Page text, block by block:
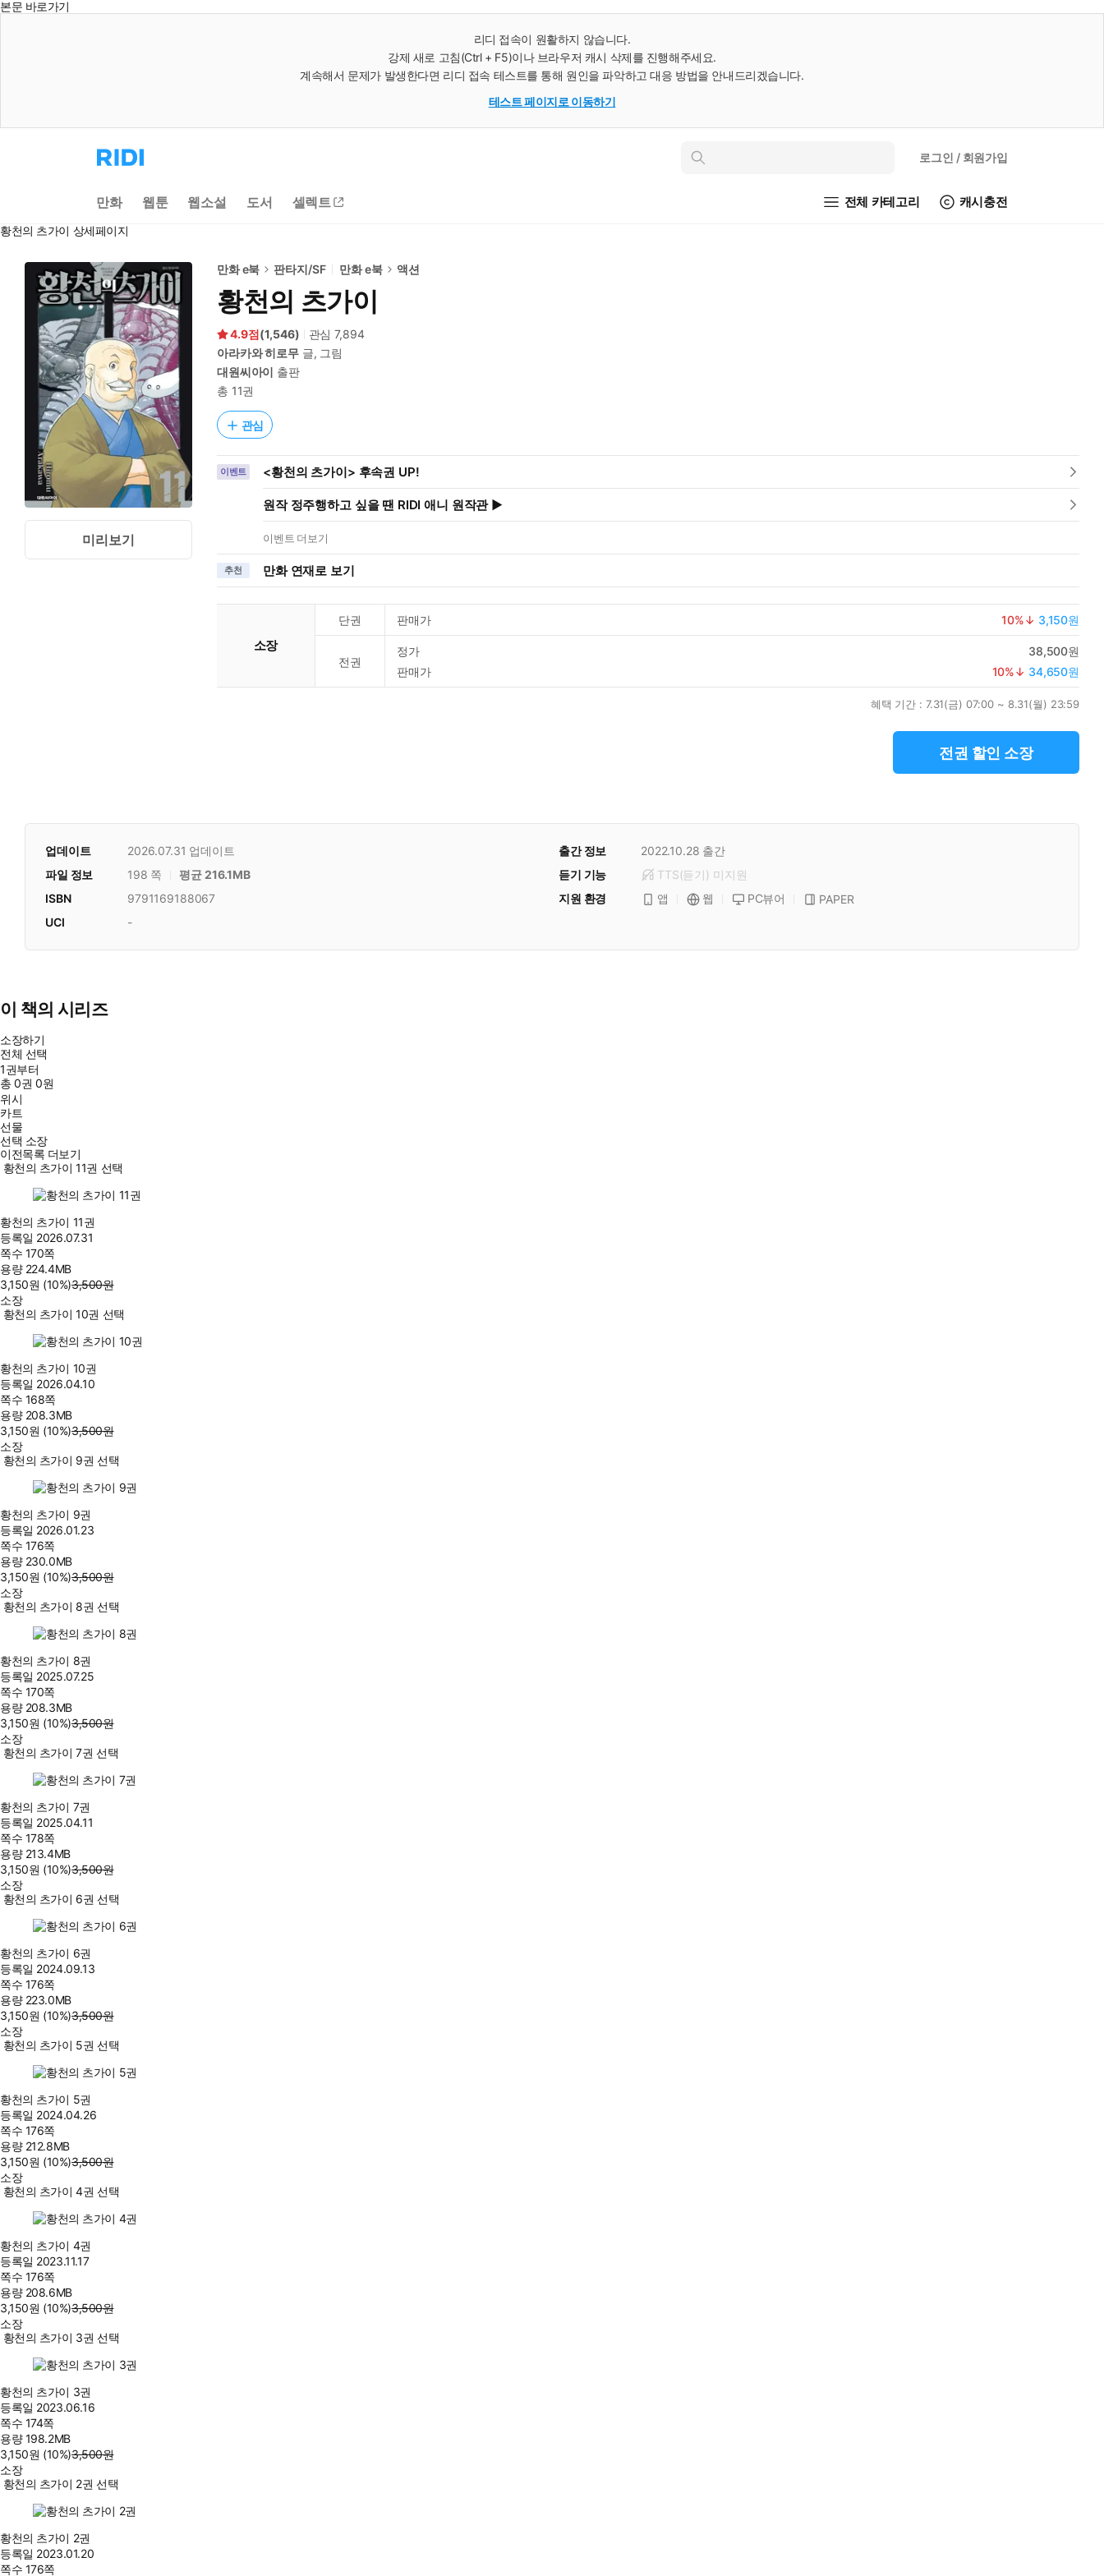
본문 바로가기
리디 접속이 원활하지 않습니다.
강제 새로 고침(Ctrl + F5)이나 브라우저 캐시 삭제를 진행해주세요.
계속해서 문제가 발생한다면 리디 접속 테스트를 통해 원인을 파악하고 대응 방법을 안내드리겠습니다.
테스트 페이지로 이동하기
리
디
으
로
동
인
로그인 / 회원가입
만화 웹툰 웹소설 도서 셀렉트 전체 카테고리 캐시충전
황천의 츠가이 상세페이지
미리보기
만화 e북 판타지/SF 만화 e북 액션
황천의 츠가이
4.9 (1,546) 관심7,894
아라카와 히로무글, 그림
대원씨아이 출판
총 11권
관심
이벤트 <황천의 츠가이> 후속권 UP!
원작 정주행하고 싶을 땐 RIDI 애니 원작관 ▶
이벤트 더보기
추천 만화 연재로 보기
소장
단권 판매가 10%↓ 3,150원
전권
정가
38,500원
판매가
10%↓ 34,650원
혜택 기간 : 7.31(금) 07:00 ~ 8.31(월) 23:59
전권 할인 소장
업데이트 2026.07.31 업데이트 출간 정보 2022.10.28 출간
듣기 기능
TTS(듣기) 미지원
파일 정보 198 쪽
평균 216.1MB
지원 환경
앱 웹 PC뷰어 PAPER
ISBN
9791169188067
UCI
-
이 책의 시리즈
소장하기
전체 선택
1권부터
총0권 0원
위시
카트
선물
선택 소장
이전목록 더보기
황천의 츠가이 11권 선택
황천의 츠가이 11권
등록일 2026.07.31
쪽수 170쪽
용량 224.4MB
3,150원 (10%)3,500원
소장
황천의 츠가이 10권 선택
황천의 츠가이 10권
등록일 2026.04.10
쪽수 168쪽
용량 208.3MB
3,150원 (10%)3,500원
소장
황천의 츠가이 9권 선택
황천의 츠가이 9권
등록일 2026.01.23
쪽수 176쪽
용량 230.0MB
3,150원 (10%)3,500원
소장
황천의 츠가이 8권 선택
황천의 츠가이 8권
등록일 2025.07.25
쪽수 170쪽
용량 208.3MB
3,150원 (10%)3,500원
소장
황천의 츠가이 7권 선택
황천의 츠가이 7권
등록일 2025.04.11
쪽수 178쪽
용량 213.4MB
3,150원 (10%)3,500원
소장
황천의 츠가이 6권 선택
황천의 츠가이 6권
등록일 2024.09.13
쪽수 176쪽
용량 223.0MB
3,150원 (10%)3,500원
소장
황천의 츠가이 5권 선택
황천의 츠가이 5권
등록일 2024.04.26
쪽수 176쪽
용량 212.8MB
3,150원 (10%)3,500원
소장
황천의 츠가이 4권 선택
황천의 츠가이 4권
등록일 2023.11.17
쪽수 176쪽
용량 208.6MB
3,150원 (10%)3,500원
소장
황천의 츠가이 3권 선택
황천의 츠가이 3권
등록일 2023.06.16
쪽수 174쪽
용량198.2MB
3,150원 (10%)3,500원
소장
황천의 츠가이 2권 선택
황천의 츠가이 2권
등록일 2023.01.20
쪽수 176쪽